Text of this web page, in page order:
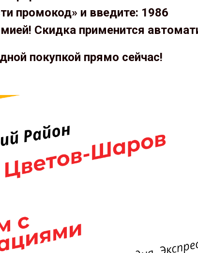
промокод» и введите: 1986
Скидка применится
покупкой прямо сейчас!